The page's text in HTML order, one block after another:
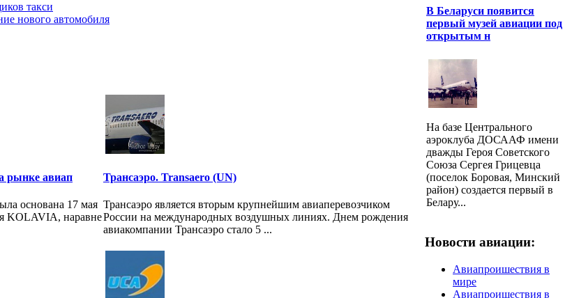
такси
нового автомобиля
рынке авиап
основана 17 мая
KOLAVIA, наравне
Трансаэро. Transaero (UN)
Трансаэро является вторым крупнейшим авиаперевозчиком
России на международных воздушных линиях. Днем рождения
авиакомпании Трансаэро стало 5 ...
В Беларуси появится
первый музей авиации под
открытым н
На базе Центрального
аэроклуба ДОСААФ имени
дважды Героя Советского
Союза Сергея Грицевца
(поселок Боровая, Минский
район) создается первый в
Белару...
Новости авиации:
Авиапроишествия в
мире
Авиапроишествия в